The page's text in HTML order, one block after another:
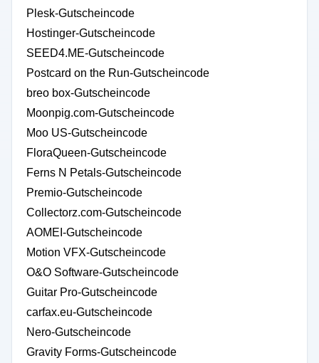
Plesk-Gutscheincode
Hostinger-Gutscheincode
SEED4.ME-Gutscheincode
Postcard on the Run-Gutscheincode
breo box-Gutscheincode
Moonpig.com-Gutscheincode
Moo US-Gutscheincode
FloraQueen-Gutscheincode
Ferns N Petals-Gutscheincode
Premio-Gutscheincode
Collectorz.com-Gutscheincode
AOMEI-Gutscheincode
Motion VFX-Gutscheincode
O&O Software-Gutscheincode
Guitar Pro-Gutscheincode
carfax.eu-Gutscheincode
Nero-Gutscheincode
Gravity Forms-Gutscheincode